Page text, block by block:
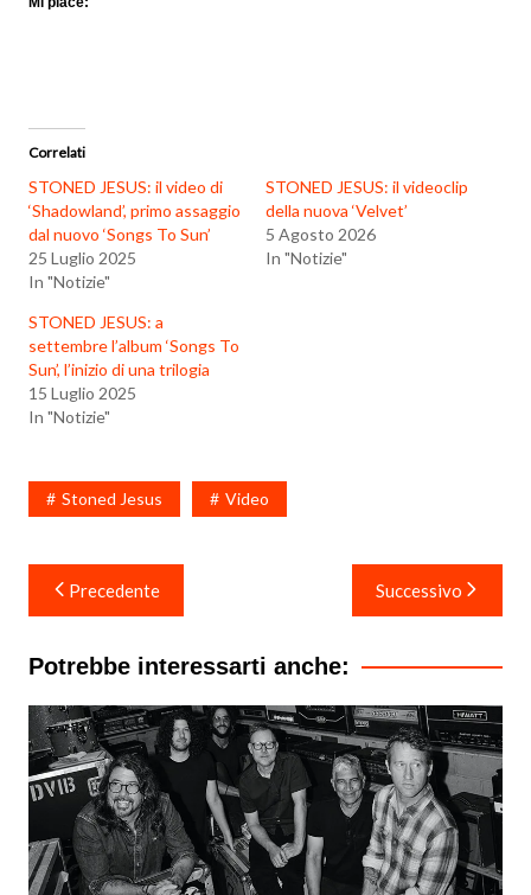
Correlati
STONED JESUS: il video di
‘Shadowland’, primo assaggio
dal nuovo ‘Songs To Sun’
25 Luglio 2025
In "Notizie"
STONED JESUS: il videoclip
della nuova ‘Velvet’
5 Agosto 2026
In "Notizie"
STONED JESUS: a
settembre l’album ‘Songs To
Sun’, l’inizio di una trilogia
15 Luglio 2025
In "Notizie"
Stoned Jesus Video
Navigazione
articoli
Precedente Successivo
Potrebbe interessarti anche: